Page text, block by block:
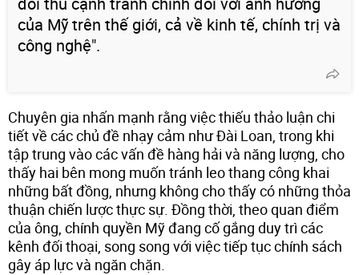
của Mỹ trên thế giới, cả về kinh tế, chính trị và
công nghệ".
Chuyên gia nhấn mạnh rằng việc thiếu thảo luận chi
tiết về các chủ đề nhạy cảm như Đài Loan, trong khi
tập trung vào các vấn đề hàng hải và năng lượng, cho
thấy hai bên mong muốn tránh leo thang công khai
những bất đồng, nhưng không cho thấy có những thỏa
thuận chiến lược thực sự. Đồng thời, theo quan điểm
của ông, chính quyền Mỹ đang cố gắng duy trì các
kênh đối thoại, song song với việc tiếp tục chính sách
gây áp lực và ngăn chặn.